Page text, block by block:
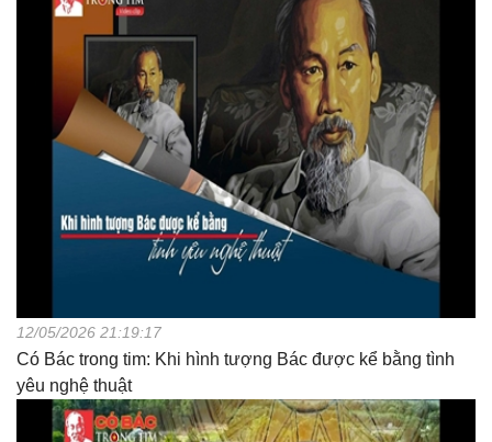
12/05/2026 21:19:17
Có Bác trong tim: Khi hình tượng Bác được kể bằng tình
yêu nghệ thuật